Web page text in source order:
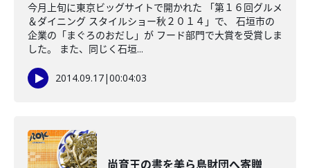
今月上旬に東京ビッグサイトで開かれた 「第１６回グルメ
＆ダイニング スタイルショー秋２０１４」で、 石垣市の
企業の「まぐろのおだし」が フード部門で大賞を受賞しま
した。 また、同じく石垣...
2014.09.17|00:04:03
尚育王の書を美ら島財団へ寄贈